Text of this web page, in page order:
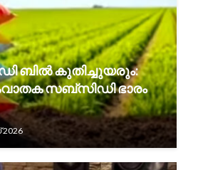
ബിൽ കുതിച്ചുയരും:
സബ്സിഡി ഭാരം